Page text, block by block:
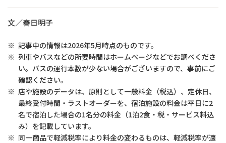
文／春日明子
※ 記事中の情報は2026年5月時点のものです。
※ 列車やバスなどの所要時間はホームページなどでお調べくださ
い。バスの運行本数が少ない場合がございますので、事前にご
確認ください。
※ 店や施設のデータは、原則として一般料金（税込）、定休日、
最終受付時間・ラストオーダーを、宿泊施設の料金は平日に2
名で宿泊した場合の1名分の料金（1泊2食・税・サービス料込
み）を記載しています。
※ 同一商品で軽減税率により料金の変わるものは、軽減税率が適